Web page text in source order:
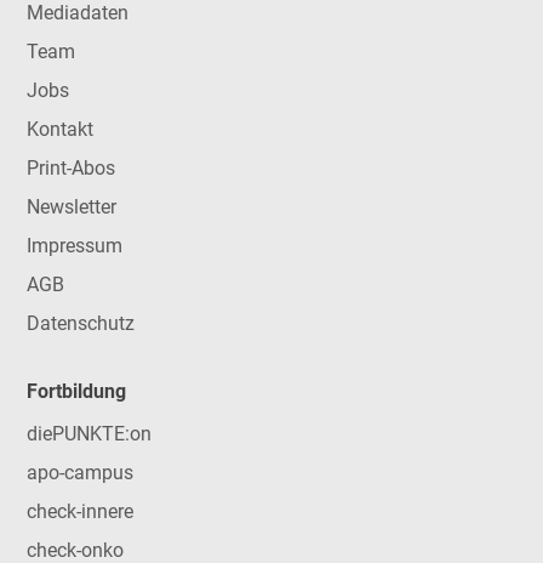
Mediadaten
Team
Jobs
Kontakt
Print-Abos
Newsletter
Impressum
AGB
Datenschutz
Fortbildung
diePUNKTE:on
apo-campus
check-innere
check-onko